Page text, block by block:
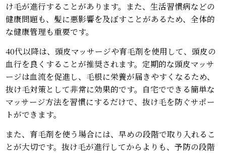
け毛が進行することがあります。また、生活習慣病などの
健康問題も、髪に悪影響を及ぼすことがあるため、全体的
な健康管理も重要です。
40代以降は、頭皮マッサージや育毛剤を使用して、頭皮の
血行を良くすることが推奨されます。定期的な頭皮マッサ
ージは血流を促進し、毛根に栄養が届きやすくなるため、
抜け毛対策として非常に効果的です。自宅でできる簡単な
マッサージ方法を習慣にするだけで、抜け毛を防ぐサポー
トができます。
また、育毛剤を使う場合には、早めの段階で取り入れるこ
とが大切です。抜け毛が進行してからよりも、予防の段階